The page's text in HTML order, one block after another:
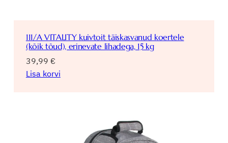
111/A VITALITY kuivtoit täiskasvanud koertele
(kõik tõud), erinevate lihadega, 15 kg
39,99 €
Lisa korvi